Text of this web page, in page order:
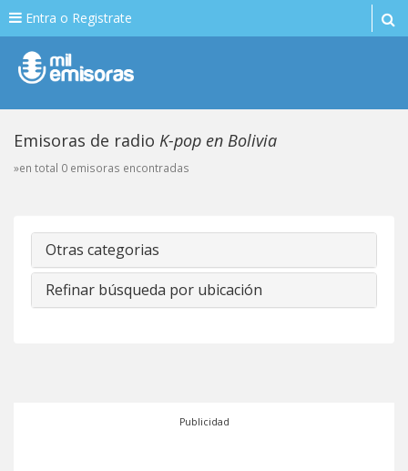
Entra o Registrate
Emisoras de radio K-pop en Bolivia
»en total 0 emisoras encontradas
Otras categorias
Refinar búsqueda por ubicación
Publicidad